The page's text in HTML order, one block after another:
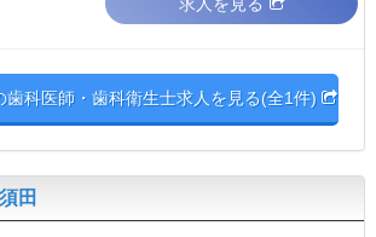
歯科医師・歯科衛生士求人を見る(全1件)
田